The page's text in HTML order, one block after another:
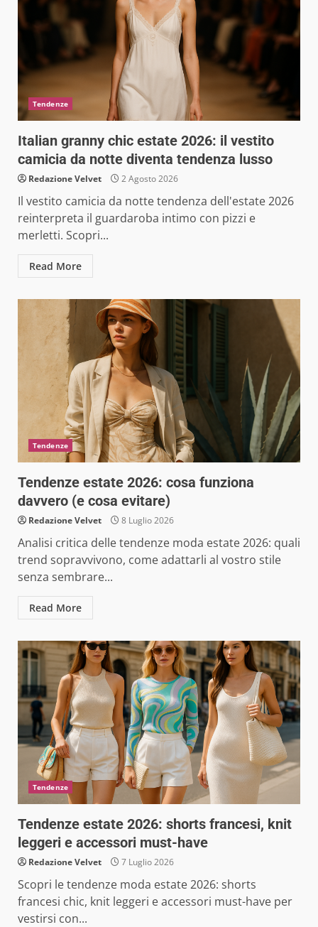
Tendenze
Italian granny chic estate 2026: il vestito
camicia da notte diventa tendenza lusso
Redazione Velvet 2 Agosto 2026
Il vestito camicia da notte tendenza dell'estate 2026
reinterpreta il guardaroba intimo con pizzi e
merletti. Scopri...
Read More
Tendenze
Tendenze estate 2026: cosa funziona
davvero (e cosa evitare)
Redazione Velvet 8 Luglio 2026
Analisi critica delle tendenze moda estate 2026: quali
trend sopravvivono, come adattarli al vostro stile
senza sembrare...
Read More
Tendenze
Tendenze estate 2026: shorts francesi, knit
leggeri e accessori must-have
Redazione Velvet 7 Luglio 2026
Scopri le tendenze moda estate 2026: shorts
francesi chic, knit leggeri e accessori must-have per
vestirsi con...